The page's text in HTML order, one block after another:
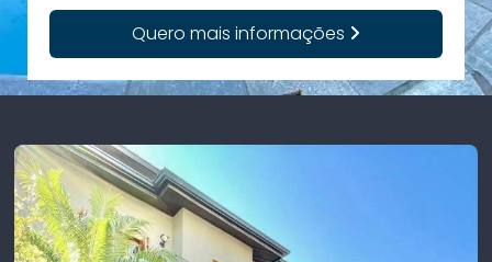
Quero mais informações